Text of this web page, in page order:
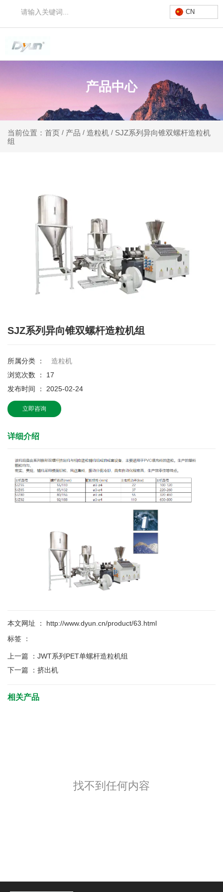
CN
产品中心
当前位置：首页 / 产品 / 造粒机 / SJZ系列异向锥双螺杆造粒机
组
SJZ系列异向锥双螺杆造粒机组
所属分类 ：
造粒机
浏览次数 ： 17
发布时间 ： 2025-02-24
立即咨询
详细介绍
本文网址 ： http://www.dyun.cn/product/63.html
标签 ：
上一篇 ： JWT系列PET单螺杆造粒机组
下一篇 ： 挤出机
相关产品
找不到任何内容